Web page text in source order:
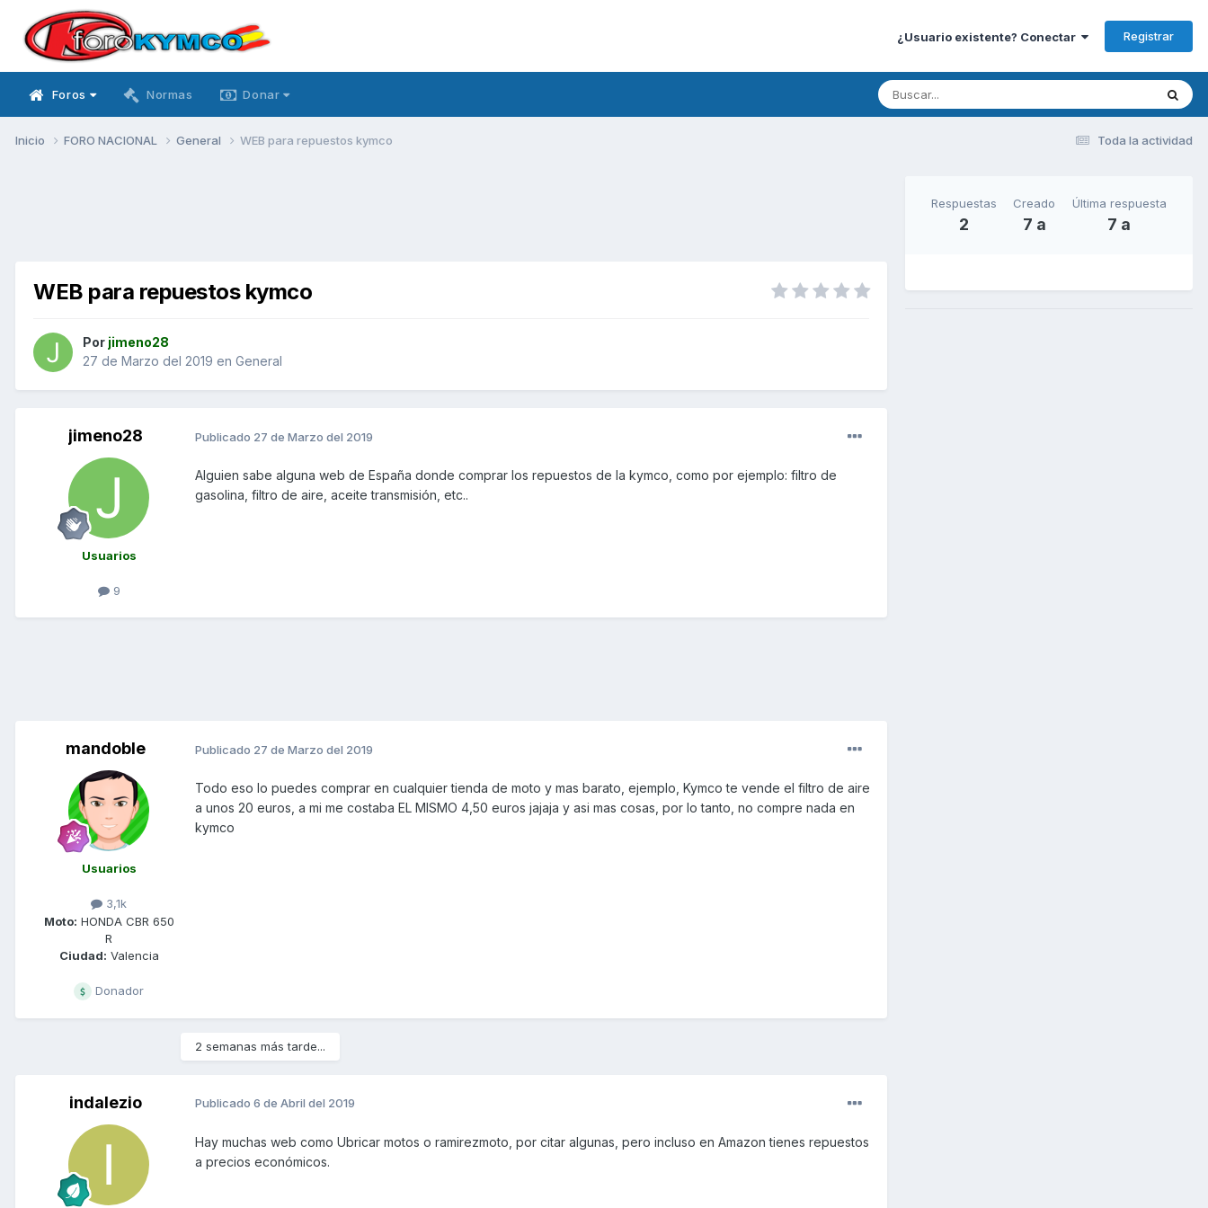
¿Usuario existente? Conectar Registrar
Foros Normas Donar
Toda la actividad
Inicio FORO NACIONAL General WEB para repuestos kymco
WEB para repuestos kymco
Por jimeno28
27 de Marzo del 2019 en General
jimeno28
Usuarios
9
Publicado 27 de Marzo del 2019
Alguien sabe alguna web de España donde comprar los repuestos de la kymco, como por ejemplo: filtro de
gasolina, filtro de aire, aceite transmisión, etc..
mandoble
Usuarios
3,1k
Moto: HONDA CBR 650
R
Ciudad: Valencia
Donador
Publicado 27 de Marzo del 2019
Todo eso lo puedes comprar en cualquier tienda de moto y mas barato, ejemplo, Kymco te vende el filtro de aire
a unos 20 euros, a mi me costaba EL MISMO 4,50 euros jajaja y asi mas cosas, por lo tanto, no compre nada en
kymco
2 semanas más tarde...
indalezio Publicado 6 de Abril del 2019
Hay muchas web como Ubricar motos o ramirezmoto, por citar algunas, pero incluso en Amazon tienes repuestos
a precios económicos.
Respuestas
2
Creado
7 a
Última respuesta
7 a